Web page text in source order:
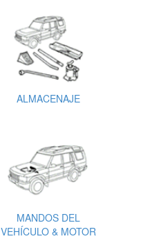
ALMACENAJE
MANDOS DEL
VEHÍCULO & MOTOR